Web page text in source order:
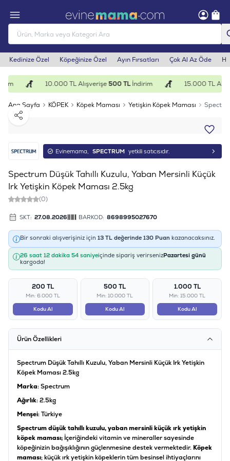
Kedinize Özel Köpeğinize Özel Ayın Fırsatları Çok Al Az Öde
10.000 TL Alışverişe500 TLİndirim 15.000 TL
Ana Sayfa KÖPEK Köpek Maması Yetişkin Köpek Maması
Paylaş
Evinemama, SPECTRUM yetkili satıcısıdır.
Spectrum Düşük Tahıllı Kuzulu, Yaban Mersinli Küçük
Irk Yetişkin Köpek Maması 2.5kg
(0)
SKT: 27.08.2026 BARKOD: 8698995027670
Bir sonraki alışverişiniz için 13 TL değerinde 130 Puan kazanacaksınız.
26 saat 12 dakika 53 saniyeiçinde sipariş verirsenizPazartesi günü
kargoda!
200 TL
Min: 6.000 TL
Kodu Al
500 TL
Min: 10.000 TL
Kodu Al
1.000 TL
Min: 15.000 TL
Kodu Al
Ürün Özellikleri
Spectrum Düşük Tahıllı Kuzulu, Yaban Mersinli Küçük Irk Yetişkin
Köpek Maması 2.5kg
Marka: Spectrum
Ağırlık: 2.5kg
Menşei: Türkiye
Spectrum düşük tahıllı kuzulu, yaban mersinli küçük ırk yetişkin
köpek maması; İçeriğindeki vitamin ve mineraller sayesinde
köpeğinizin bağışıklığının güçlenmesine destek vermektedir. Köpek
maması; küçük ırk yetişkin köpeklerin tüm besinsel ihtiyaçlarını